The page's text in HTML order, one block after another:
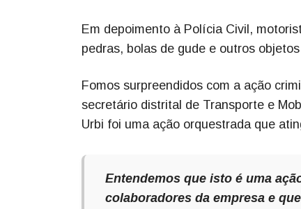
Em depoimento à Polícia Civil,
pedras, bolas de gude e outros
Fomos surpreendidos com a ação
secretário distrital de Transporte e
Urbi foi uma ação orquestrada que
Entendemos que isto é uma
colaboradores da empresa e